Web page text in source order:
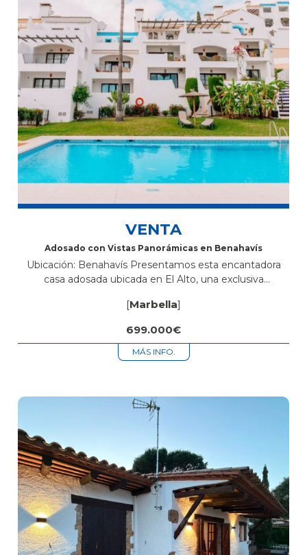
VENTA
Adosado con Vistas Panorámicas en Benahavís
Ubicación: Benahavís Presentamos esta encantadora
casa adosada ubicada en El Alto, una exclusiva
refugio tranquilo lejos del ruido...
[Marbella]
699.000€
MÁS INFO.